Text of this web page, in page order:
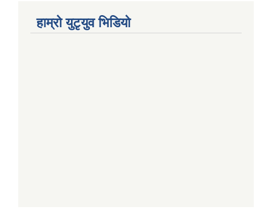
हाम्राे युटृयुव भिडियाे